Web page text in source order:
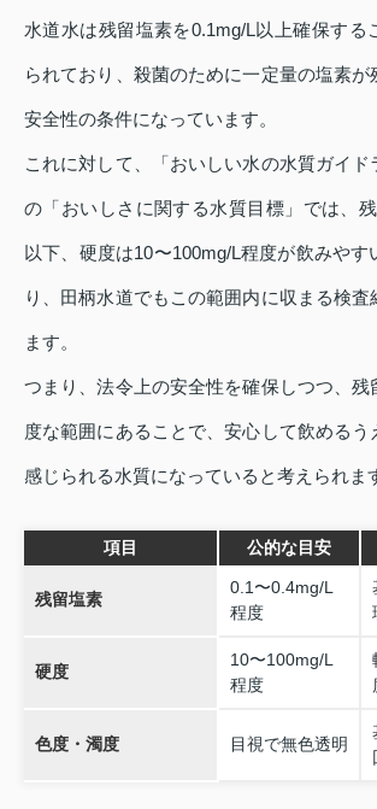
水道水は残留塩素を0.1mg/L以上確保する
られており、殺菌のために一定量の塩素
安全性の条件になっています。
これに対して、「おいしい水の水質ガイ
の「おいしさに関する水質目標」では、
以下、硬度は10〜100mg/L程度が飲みやす
り、田柄水道でもこの範囲内に収まる検査
ます。
つまり、法令上の安全性を確保しつつ、残
度な範囲にあることで、安心して飲めるう
感じられる水質になっていると考えられま
項目 公的な目安
残留塩素
0.1〜0.4mg/L
程度
硬度
10〜100mg/L
程度
色度・濁度 目視で無色透明